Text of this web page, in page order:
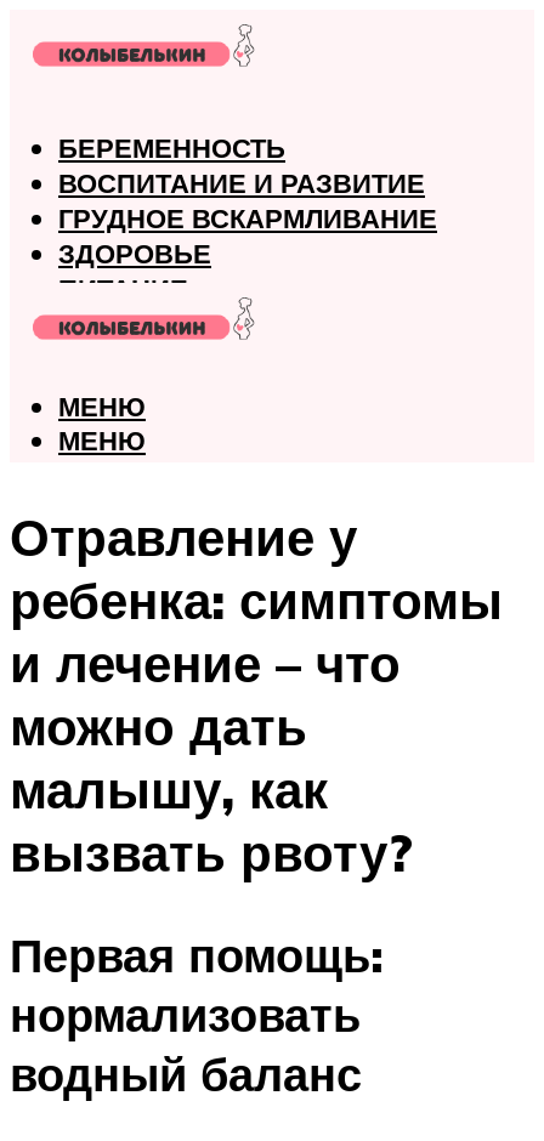
БЕРЕМЕННОСТЬ
ВОСПИТАНИЕ И РАЗВИТИЕ
ГРУДНОЕ ВСКАРМЛИВАНИЕ
ЗДОРОВЬЕ
ПИТАНИЕ
РОДЫ
МЕНЮ
МЕНЮ
Отравление у
ребенка: симптомы
и лечение – что
можно дать
малышу, как
вызвать рвоту?
Первая помощь:
нормализовать
водный баланс